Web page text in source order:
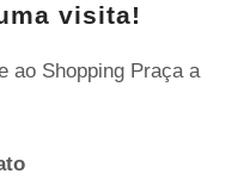
visita!
ao Shopping Praça a